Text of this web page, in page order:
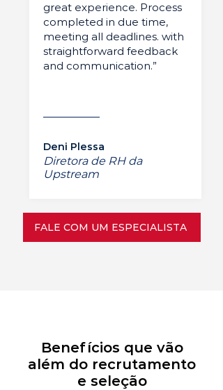
great experience. Process
completed in due time,
meeting all deadlines. with
straightforward feedback
and communication.”
Deni Plessa
Diretora de RH da
Upstream
FALE COM UM ESPECIALISTA
Benefícios que vão
além do recrutamento
e seleção